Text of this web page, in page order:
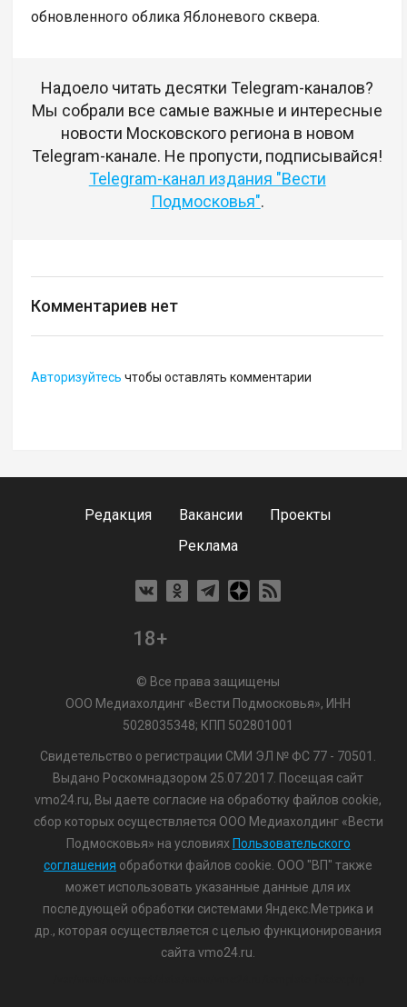
обновленного облика Яблоневого сквера.
Надоело читать десятки Telegram-каналов?
Мы собрали все самые важные и интересные
новости Московского региона в новом
Telegram-канале. Не пропусти, подписывайся!
Telegram-канал издания "Вести
Подмосковья".
Комментариев нет
Авторизуйтесь чтобы оставлять комментарии
Редакция Вакансии
Проекты
Реклама
18+
© Все права защищены
ООО Медиахолдинг «Вести Подмосковья», ИНН
5028035348; КПП 502801001
Свидетельство о регистрации СМИ ЭЛ № ФС 77 - 70501.
Выдано Роскомнадзором 25.07.2017. Посещая сайт
vmo24.ru, Вы даете согласие на обработку файлов cookie,
сбор которых осуществляется ООО Медиахолдинг «Вести
Подмосковья» на условиях Пользовательского
соглашения обработки файлов cookie. ООО "ВП" также
может использовать указанные данные для их
последующей обработки системами Яндекс.Метрика и
др., которая осуществляется с целью функционирования
сайта vmo24.ru.